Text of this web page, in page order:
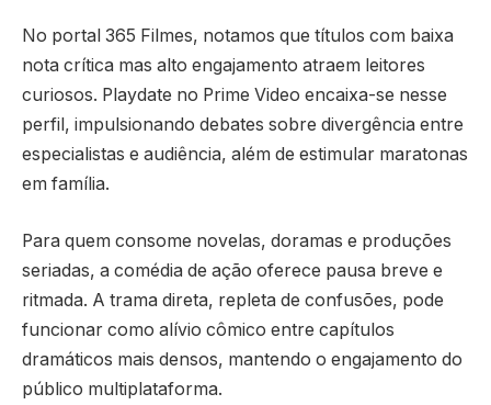
No portal 365 Filmes, notamos que títulos com baixa
nota crítica mas alto engajamento atraem leitores
curiosos. Playdate no Prime Video encaixa-se nesse
perfil, impulsionando debates sobre divergência entre
especialistas e audiência, além de estimular maratonas
em família.
Para quem consome novelas, doramas e produções
seriadas, a comédia de ação oferece pausa breve e
ritmada. A trama direta, repleta de confusões, pode
funcionar como alívio cômico entre capítulos
dramáticos mais densos, mantendo o engajamento do
público multiplataforma.